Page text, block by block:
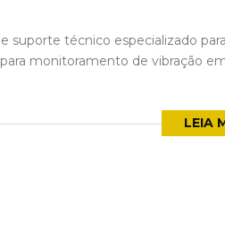
suporte técnico especializado para
monitoramento de vibração
LEIA